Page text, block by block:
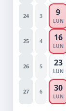
24 3 9
LUN
25 4 16
LUN
26 5 23
LUN
27 6 30
LUN